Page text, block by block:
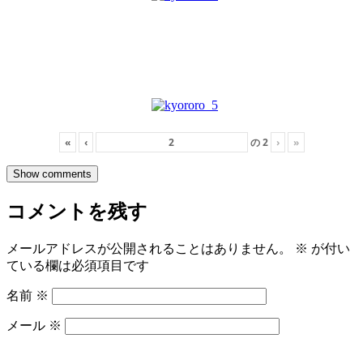
« ‹ の2 › »
Show comments
コメントを残す
メールアドレスが公開されることはありません。 ※ が付い
ている欄は必須項目です
名前 ※
メール ※